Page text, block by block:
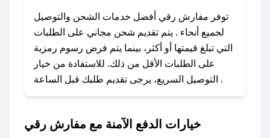
الكوبون، تواصل معنا عبر تويتر أو البريد الإلكتروني
لإضافته بسرعة.
### كيفية استخدام كود خصم مفارش رقي؟
1. انسخ كود الخصم من تطبيق صحصح.
2. الصقه في خانة الدفع عند التسوق من مفارش
توفر مفارش رقي أفضل خدمات الشحن والتوصيل
لجميع أنحاء . يتم تقديم شحن مجاني على الطلبات
التي تبلغ قيمتها أو أكثر، بينما يتم فرض رسوم رمزية
على الطلبات الأقل من ذلك. للاستفادة من خيار
التوصيل السريع، يرجى تقديم طلبك قبل الساعة .
خيارات الدفع الآمنة مع مفارش رقي